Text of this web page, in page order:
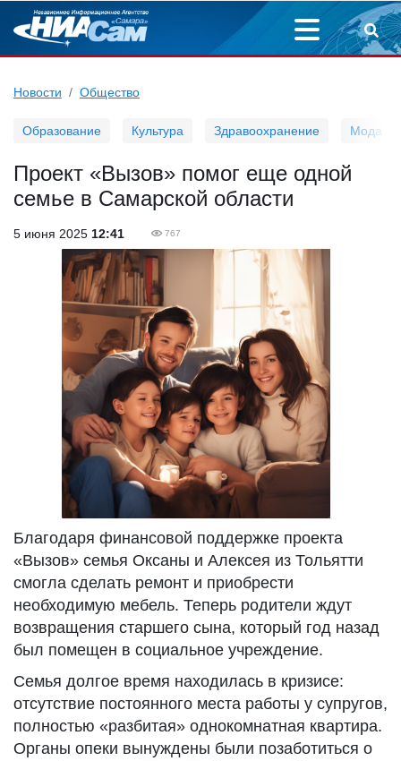
Новости Общество
Образование Культура Здравоохранение Мода
Проект «Вызов» помог еще одной
семье в Самарской области
5 июня 2025 12:41 767
Благодаря финансовой поддержке проекта
«Вызов» семья Оксаны и Алексея из Тольятти
смогла сделать ремонт и приобрести
необходимую мебель. Теперь родители ждут
возвращения старшего сына, который год назад
был помещен в социальное учреждение.
Семья долгое время находилась в кризисе:
отсутствие постоянного места работы у супругов,
полностью «разбитая» однокомнатная квартира.
Органы опеки вынуждены были позаботиться о